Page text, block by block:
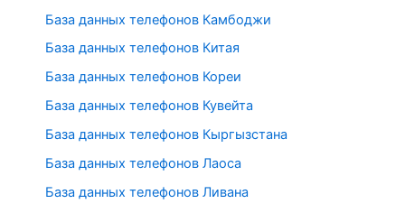
База данных телефонов Камбоджи
База данных телефонов Китая
База данных телефонов Кореи
База данных телефонов Кувейта
База данных телефонов Кыргызстана
База данных телефонов Лаоса
База данных телефонов Ливана